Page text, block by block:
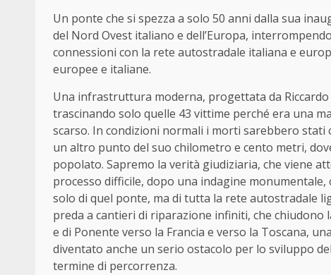
Un ponte che si spezza a solo 50 anni dalla sua
del Nord Ovest italiano e dell’Europa,
connessioni con la rete autostradale italiana e
europee e italiane.
Una infrastruttura moderna, progettata da
trascinando solo quelle 43 vittime perché era una
scarso. In condizioni normali i morti sarebbero
un altro punto del suo chilometro e cento metri,
popolato. Sapremo la verità giudiziaria, che viene
processo difficile, dopo una indagine
solo di quel ponte, ma di tutta la rete autostradale
preda a cantieri di riparazione infiniti, che chiudono
e di Ponente verso la Francia e verso la Toscana,
diventato anche un serio ostacolo per lo sviluppo
termine di percorrenza.